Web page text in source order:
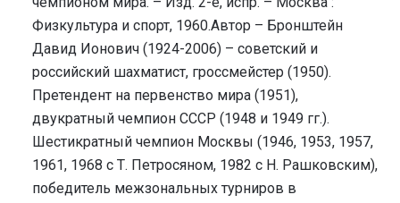
Физкультура и спорт, 1960.Автор – Бронштейн
Давид Ионович (1924-2006) – советский и
российский шахматист, гроссмейстер (1950).
Претендент на первенство мира (1951),
двукратный чемпион СССР (1948 и 1949 гг.).
Шестикратный чемпион Москвы (1946, 1953, 1957,
1961, 1968 с Т. Петросяном, 1982 с Н. Рашковским),
победитель межзональных турниров в